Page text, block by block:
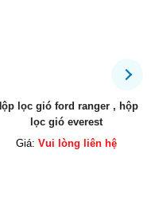
lọc gió ford ranger , hộp
lọc gió everest
Giá: Vui lòng liên hệ